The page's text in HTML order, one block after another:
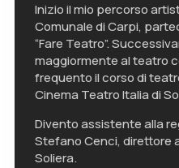
Inizio il mio percorso
Comunale di Carpi,
“Fare Teatro”.
maggiormente al teatro
frequento il corso di
Cinema Teatro Italia di
Divento assistente alla
Stefano Cenci, direttore
Soliera.